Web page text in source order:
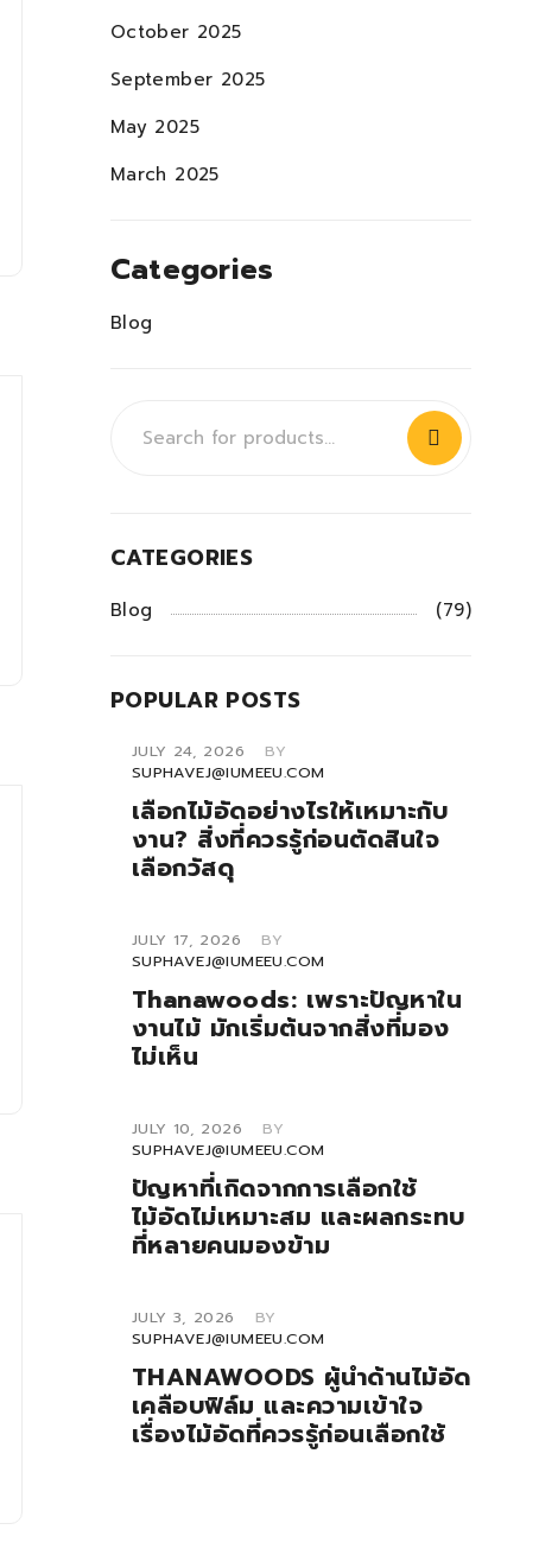
October 2025
September 2025
May 2025
March 2025
Categories
Blog
CATEGORIES
Blog (79)
POPULAR POSTS
JULY 24, 2026
BY
SUPHAVEJ@IUMEEU.COM
เลือกไม้อัดอย่างไรให้เหมาะกับ
งาน? สิ่งที่ควรรู้ก่อนตัดสินใจ
เลือกวัสดุ
JULY 17, 2026
BY
SUPHAVEJ@IUMEEU.COM
Thanawoods: เพราะปัญหาใน
งานไม้ มักเริ่มต้นจากสิ่งที่มอง
ไม่เห็น
JULY 10, 2026
BY
SUPHAVEJ@IUMEEU.COM
ปัญหาที่เกิดจากการเลือกใช้
ไม้อัดไม่เหมาะสม และผลกระทบ
ที่หลายคนมองข้าม
JULY 3, 2026
BY
SUPHAVEJ@IUMEEU.COM
THANAWOODS ผู้นำด้านไม้อัด
เคลือบฟิล์ม และความเข้าใจ
เรื่องไม้อัดที่ควรรู้ก่อนเลือกใช้